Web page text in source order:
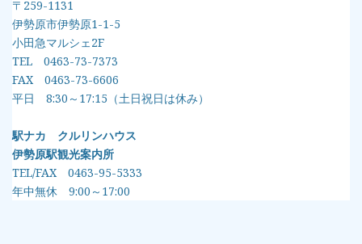
〒259-1131
伊勢原市伊勢原1-1-5
小田急マルシェ2F
TEL 0463-73-7373
FAX 0463-73-6606
平日 8:30～17:15（土日祝日は休み）
駅ナカ クルリンハウス
伊勢原駅観光案内所
TEL/FAX 0463-95-5333
年中無休 9:00～17:00